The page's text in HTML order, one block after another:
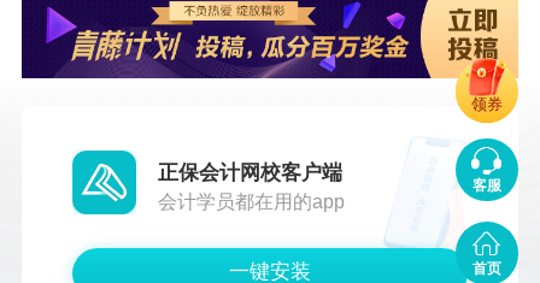
正保会计网校客户端
会计学员都在用的app
一键安装
客服
首页
领券